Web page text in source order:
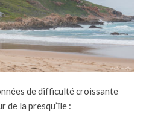
de difficulté croissante
de la presqu’île :